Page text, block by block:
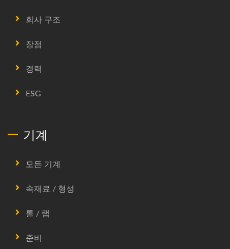
회사 구조
장점
경력
ESG
기계
모든 기계
속재료 / 형성
롤 / 랩
준비